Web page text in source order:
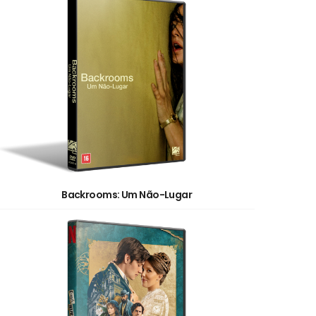
Backrooms: Um Não-Lugar